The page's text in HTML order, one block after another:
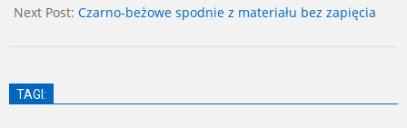
Next Post: Czarno-beżowe spodnie z materiału bez zapięcia
TAGI: